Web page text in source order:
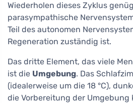
Wiederholen dieses Zyklus
parasympathische
Teil des autonomen
Regeneration zuständig ist.
Das dritte Element, das viele
ist die Umgebung. Das
(idealerweise um die 18 °C),
die Vorbereitung der